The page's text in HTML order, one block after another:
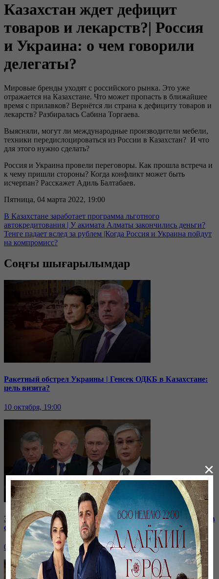
Казахстан ждет дефицит
товаров и лекарств?| Россия
и Украина: о чем говорили
делегаты?
Мировые бренды уходят с российского рынка. Это уже
отражается на Казахстане. Что может пропасть в ближайшее
время с прилавков? Вернётся ли страна к дефициту товаров и
лекарств? Разбиралась Сабина Торгаева.
Выясняли, могут ли международные производители мебели,
техники передислоцироваться из России в Казахстан? И что
для этого нужно сделать?
Россия и Украина провели переговоры. Как прошла встреча и
к чему пришли стороны? Когда конфликт может быть
исчерпан? Расскажет Адиль Балтабаев.
Пятница, 04 марта 2022, 19:00
В Казахстане заработает программа льготного
автокредитования | У акимата Алматы закончились деньги?
Тенге падает вслед за рублем |Когда Россия и Украина пойдут
на компромисс?
Соңғы шығарылымдар
Ракетный обстрел Украины | Генсек ОДКБ в Казахстане:
цель визита?
10 октября, 19:00
Зачем встретились лидеры стран СНГ? | Роль Казахстана в
строительстве нашей АЭС
07 октября, 19:00
×